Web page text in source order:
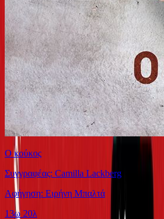
Ο κούκος
Συγγραφέας: Camilla Lackberg
Αφήγηση: Ειρήνη Μπαλτά
13ω 20λ